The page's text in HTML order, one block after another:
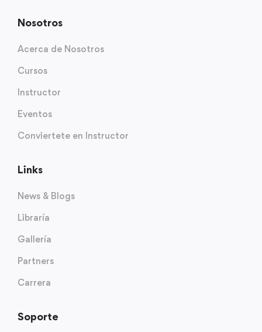
Nosotros
Acerca de Nosotros
Cursos
Instructor
Eventos
Conviertete en Instructor
Links
News & Blogs
Libraría
Gallería
Partners
Carrera
Soporte